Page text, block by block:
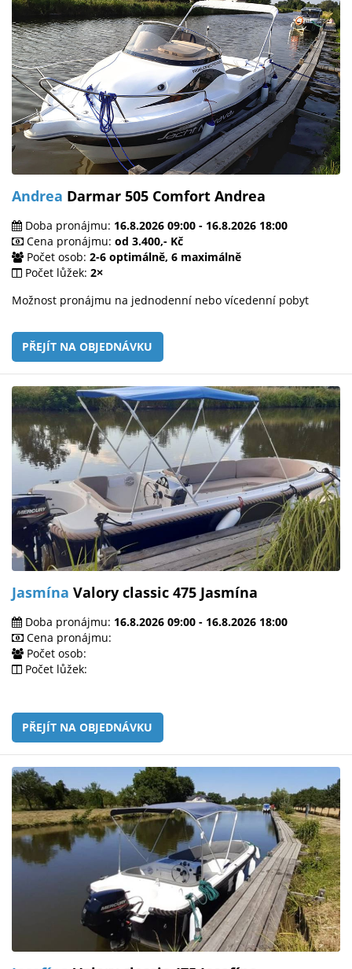
Andrea Darmar 505 Comfort Andrea
Doba pronájmu: 16.8.2026 09:00 - 16.8.2026 18:00
Cena pronájmu: od 3.400,- Kč
Počet osob: 2-6 optimálně, 6 maximálně
Počet lůžek: 2×
Možnost pronájmu na jednodenní nebo vícedenní pobyt
PŘEJÍT NA OBJEDNÁVKU
Jasmína Valory classic 475 Jasmína
Doba pronájmu: 16.8.2026 09:00 - 16.8.2026 18:00
Cena pronájmu:
Počet osob:
Počet lůžek:
PŘEJÍT NA OBJEDNÁVKU